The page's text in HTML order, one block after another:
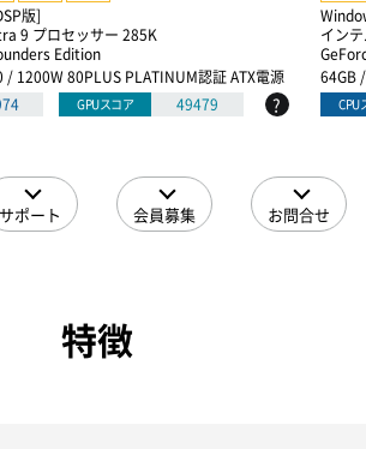
版]
9 プロセッサー 285K
Edition
/ 1200W 80PLUS PLATINUM認証 ATX電源
GPUスコア 49479 ?
イン
64GB
CPU
サポート 会員募集 お問合せ
特徴